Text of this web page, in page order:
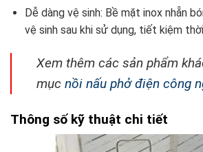
Dễ dàng vệ sinh: Bề mặt inox nhẵn
vệ sinh sau khi sử dụng, tiết kiệm
Xem thêm các sản phẩm
mục nồi nấu phở điện công
Thông số kỹ thuật chi tiết